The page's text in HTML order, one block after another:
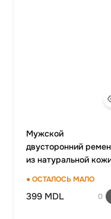
Мужской
двусторонний
из натуральной
● ОСТАЛОСЬ МАЛО
399 MDL 0